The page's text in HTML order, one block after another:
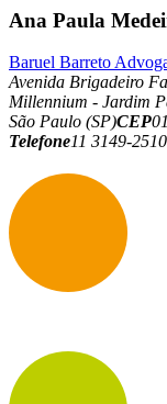
Ana Paula
Baruel Barreto
Avenida Brigadeiro
Millennium - Jardim
São Paulo (SP)CEP
Telefone11 3149-2510